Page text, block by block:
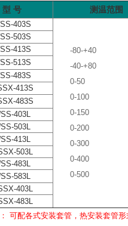
型 号 测温范围
403S
-80-+40
-40-+80
0-50
0-100
0-150
0-200
0-300
0-400
0-500
503S
413S
513S
483S
413S
483S
403L
503L
413L
503L
483L
583L
403L
483L
可配各式安装套管，热安装套管